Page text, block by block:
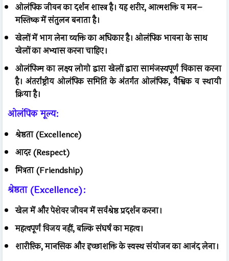
ओलंपिक जीवन का दर्शन शास्त्र है। यह शरीर, आत्मशक्ति व मन–
मस्तिष्क में संतुलन बनाता है।
खेलों में भाग लेना व्यक्ति का अधिकार है। ओलंपिक भावना के साथ
खेलों का अभ्यास करना चाहिए।
ओलंपिज्म का लक्ष्य लोगो द्वारा खेलों द्वारा सामंजस्यपूर्ण विकास करना
है। अंतर्राष्ट्रीय ओलंपिक समिति के अंतर्गत ओलंपिक, वैश्विक व स्थायी
क्रिया है।
ओलंपिक मूल्य:
श्रेष्ठता (Excellence)
आदर (Respect)
मित्रता (Friendship)
श्रेष्ठता (Excellence):
खेल में और पेशेवर जीवन में सर्वश्रेष्ठ प्रदर्शन करना।
महत्वपूर्ण विजय नहीं, बल्कि संघर्ष का महत्व।
शारीरिक, मानसिक और इच्छाशक्ति के स्वस्थ संयोजन का आनंद लेना।